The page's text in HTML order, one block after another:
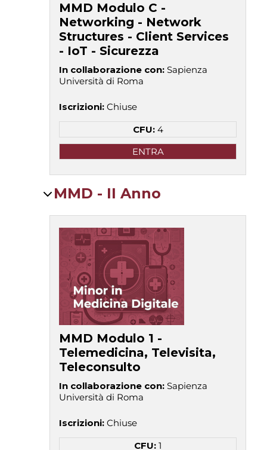
MMD Modulo C -
Networking - Network
Structures - Client Services
- IoT - Sicurezza
In collaborazione con: Sapienza
Università di Roma
Iscrizioni: Chiuse
CFU: 4
ENTRA
MMD - II Anno
MMD Modulo 1 -
Telemedicina, Televisita,
Teleconsulto
In collaborazione con: Sapienza
Università di Roma
Iscrizioni: Chiuse
CFU: 1